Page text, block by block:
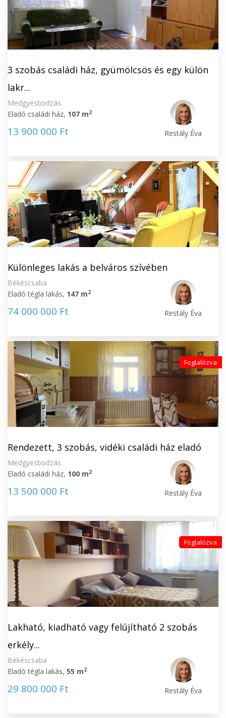
3 szobás családi ház, gyümölcsös és egy külön
lakr...
Medgyesbodzás
Eladó családi ház, 107 m2
13 900 000 Ft Restály Éva
Különleges lakás a belváros szívében
Békéscsaba
Eladó tégla lakás, 147 m2
74 000 000 Ft Restály Éva
Foglalózva
Rendezett, 3 szobás, vidéki családi ház eladó
Medgyesbodzás
Eladó családi ház, 100 m2
13 500 000 Ft Restály Éva
Foglalózva
Lakható, kiadható vagy felújítható 2 szobás
erkély...
Békéscsaba
Eladó tégla lakás, 55 m2
29 800 000 Ft Restály Éva